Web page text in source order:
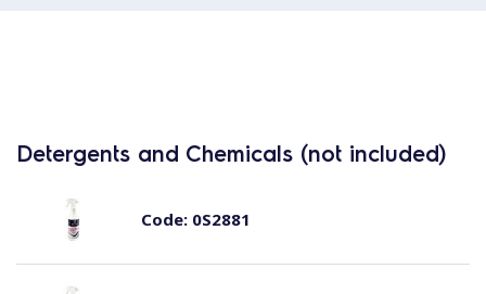
Detergents and Chemicals (not included)
Code:0S2881